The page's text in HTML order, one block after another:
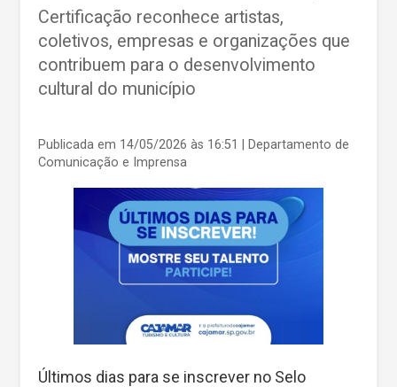
Certificação reconhece artistas,
coletivos, empresas e organizações que
contribuem para o desenvolvimento
cultural do município
Publicada em 14/05/2026 às 16:51
| Departamento de
Comunicação e Imprensa
Últimos dias para se inscrever no Selo